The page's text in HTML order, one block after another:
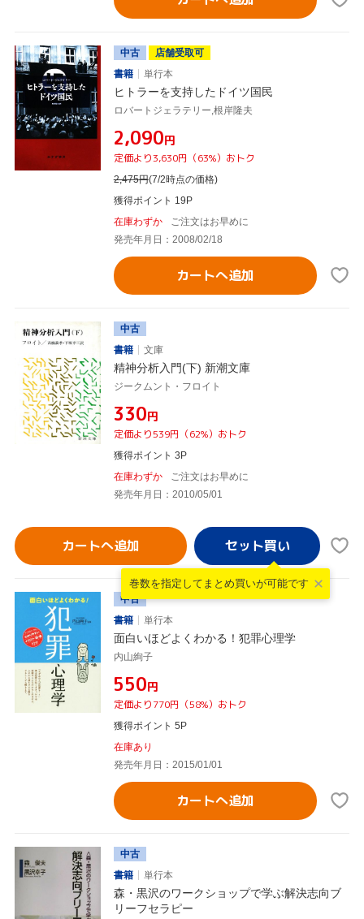
中古
店舗受取可
書籍
単行本
ヒトラーを支持したドイツ国民
ロバートジェラテリー,根岸隆夫
¥2,090円
定価より3,630円（63%）おトク
2,475円(7/2時点の価格)
獲得ポイント 19P
在庫わずか
ご注文はお早めに
発売年月日：2008/02/18
カートへ追加
中古
書籍
文庫
精神分析入門(下) 新潮文庫
ジークムント・フロイト
¥330円
定価より539円（62%）おトク
獲得ポイント 3P
在庫わずか
ご注文はお早めに
発売年月日：2010/05/01
カートへ追加
巻数を指定して まとめ買いが可能です
中古
書籍
単行本
面白いほどよくわかる！犯罪心理学
内山絢子
¥550円
定価より770円（58%）おトク
獲得ポイント 5P
在庫あり
発売年月日：2015/01/01
カートへ追加
中古
書籍
単行本
森・黒沢のワークショップで学ぶ解決志向ブ
リーフセラピー